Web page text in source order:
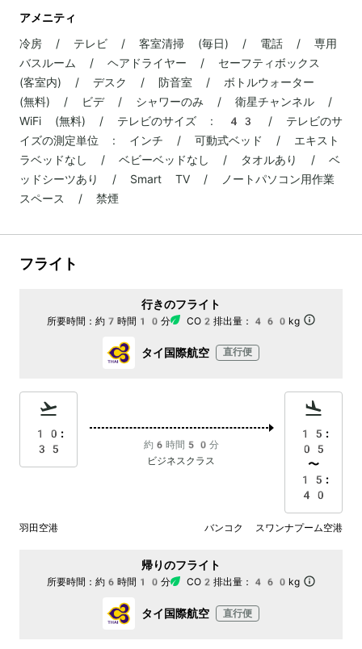
アメニティ
冷房 / テレビ / 客室清掃 (毎日) / 電話 / 専用
バスルーム / ヘアドライヤー / セーフティボックス
(客室内) / デスク / 防音室 / ボトルウォーター
(無料) / ビデ / シャワーのみ / 衛星チャンネル /
WiFi (無料) / テレビのサイズ : 43 / テレビのサ
イズの測定単位 : インチ / 可動式ベッド / エキスト
ラベッドなし / ベビーベッドなし / タオルあり / ベ
ッドシーツあり / Smart TV / ノートパソコン用作業
スペース / 禁煙
フライト
行きのフライト
所要時間： 約7時間10分 CO2排出量： 460kg
タイ国際航空 直行便
10:
35
約6時間50分
ビジネスクラス
15:
05
〜
15:
40
羽田空港 バンコク スワンナプーム空港
帰りのフライト
所要時間： 約6時間10分 CO2排出量： 460kg
タイ国際航空 直行便